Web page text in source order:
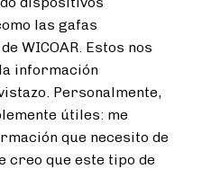
las gafas
WICOAR. Estos nos
información
Personalmente,
útiles: me
que necesito de
creo que este tipo de